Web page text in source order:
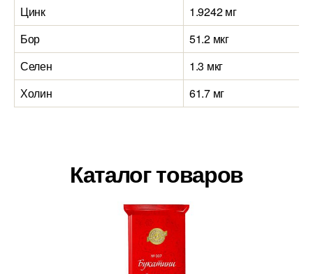
Цинк
1.9242 мг
Бор
51.2 мкг
Селен
1.3 мкг
Холин
61.7 мг
Каталог товаров